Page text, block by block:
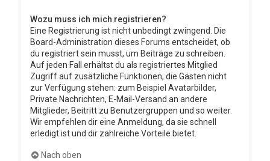
Wozu muss ich mich registrieren?
Eine Registrierung ist nicht unbedingt zwingend. Die
Board-Administration dieses Forums entscheidet, ob
du registriert sein musst, um Beiträge zu schreiben.
Auf jeden Fall erhältst du als registriertes Mitglied
Zugriff auf zusätzliche Funktionen, die Gästen nicht
zur Verfügung stehen: zum Beispiel Avatarbilder,
Private Nachrichten, E-Mail-Versand an andere
Mitglieder, Beitritt zu Benutzergruppen und so weiter.
Wir empfehlen dir eine Anmeldung, da sie schnell
erledigt ist und dir zahlreiche Vorteile bietet.
Nach oben